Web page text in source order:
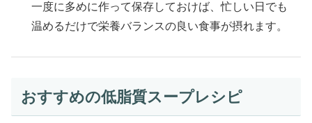
一度に多めに作って保存しておけば、忙しい日でも
温めるだけで栄養バランスの良い食事が摂れます。
おすすめの低脂質スープレシピ